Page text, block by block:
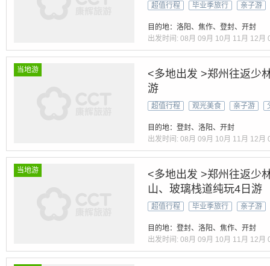
超值行程 毕业季旅行 亲子游
目的地：洛阳、焦作、登封、开封
出发时间: 08月 09月 10月 11月 12月
当地游
<多地出发 >郑州往返少
游
超值行程 观光美食 亲子游
目的地：登封、洛阳、开封
出发时间: 08月 09月 10月 11月 12月
当地游
<多地出发 >郑州往返少
山、玻璃栈道纯玩4日游
超值行程 毕业季旅行 亲子游
目的地：登封、洛阳、焦作、开封
出发时间: 08月 09月 10月 11月 12月